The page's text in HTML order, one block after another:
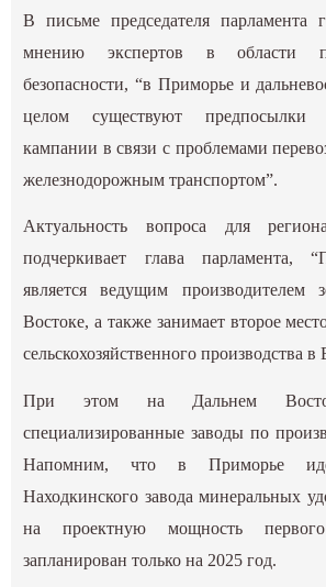
В письме председателя парламента
мнению экспертов в области
безопасности, “в Приморье и
целом существуют предпосылки
кампании в связи с проблемами
железнодорожным транспортом”.
Актуальность вопроса для
подчеркивает глава парламента,
является ведущим производителем
Востоке, а также занимает второе
сельскохозяйственного производства
При этом на Дальнем
специализированные заводы по
Напомним, что в Приморье идет
Находкинского завода минеральных
на проектную мощность
запланирован только на 2025 год.